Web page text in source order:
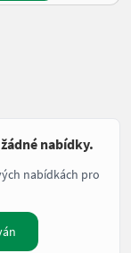
nabídky.
nabídkách pro